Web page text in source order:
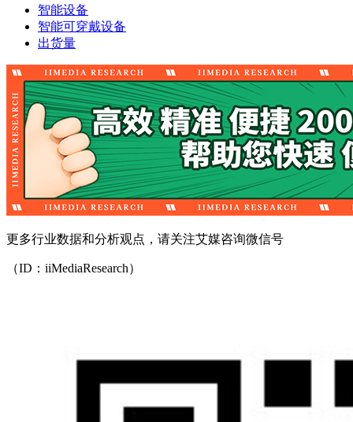
智能设备
智能可穿戴设备
出货量
更多行业数据和分析观点，请关注艾媒咨询微信号
（ID：iiMediaResearch）